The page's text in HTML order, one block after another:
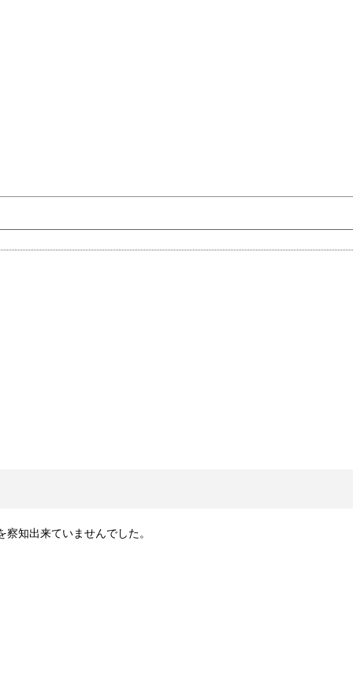
知出来ていませんでした。